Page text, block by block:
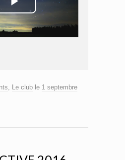
P
l
V
, Le club le 1 septembre